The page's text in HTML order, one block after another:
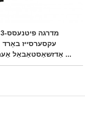
3-מדרגה פיטנעסס
עקסערסייז באָרד
אַדזשאַסטאַבאַל אַעראָב ...